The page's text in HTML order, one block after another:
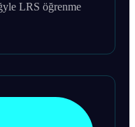
LRS öğrenme